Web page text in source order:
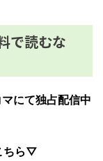
で読むな
にて独占配信中
ちら▽